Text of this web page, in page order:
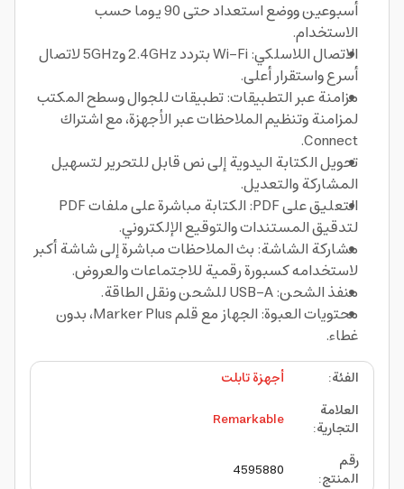
أسبوعين ووضع استعداد حتى 90 يوما حسب
الاستخدام.
الاتصال اللاسلكي: Wi‑Fi بتردد 2.4GHz و5GHz لاتصال
أسرع واستقرار أعلى.
مزامنة عبر التطبيقات: تطبيقات للجوال وسطح المكتب
لمزامنة وتنظيم الملاحظات عبر الأجهزة، مع اشتراك
Connect.
تحويل الكتابة اليدوية إلى نص قابل للتحرير لتسهيل
المشاركة والتعديل.
التعليق على PDF: الكتابة مباشرة على ملفات PDF
لتدقيق المستندات والتوقيع الإلكتروني.
مشاركة الشاشة: بث الملاحظات مباشرة إلى شاشة أكبر
لاستخدامه كسبورة رقمية للاجتماعات والعروض.
منفذ الشحن: USB-A للشحن ونقل الطاقة.
محتويات العبوة: الجهاز مع قلم Marker Plus، بدون
غطاء.
الفئة:
أجهزة تابلت
العلامة
التجارية:
Remarkable
رقم
المنتج:
4595880